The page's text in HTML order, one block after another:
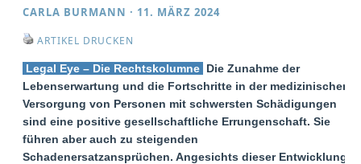
CARLA BURMANN · 11. MÄRZ 2024
ARTIKEL DRUCKEN
Legal Eye – Die Rechtskolumne Die Zunahme der
Lebenserwartung und die Fortschritte in der medizinischen
Versorgung von Personen mit schwersten Schädigungen
sind eine positive gesellschaftliche Errungenschaft. Sie
führen aber auch zu steigenden
Schadenersatzansprüchen. Angesichts dieser Entwicklung